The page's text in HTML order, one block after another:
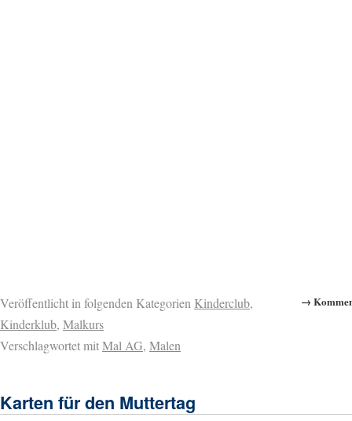
→
Veröffentlicht in folgenden Kategorien Kinderclub,
Kinderklub, Malkurs
Verschlagwortet mitMal AG, Malen
Karten für den Muttertag